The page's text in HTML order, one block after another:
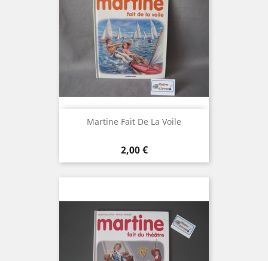
Martine Fait De La Voile
Prix
2,00 €